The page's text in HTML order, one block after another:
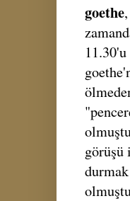
goethe
görüşü